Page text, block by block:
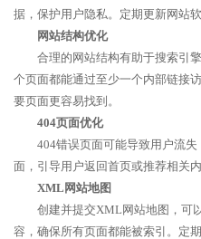
据，保护用户隐私。定期更新网站
网站结构优化
合理的网站结构有助于搜索引
个页面都能通过至少一个内部链接
要页面更容易找到。
404页面优化
404错误页面可能导致用户流
面，引导用户返回首页或推荐相关
XML网站地图
创建并提交XML网站地图，可
容，确保所有页面都能被索引。定